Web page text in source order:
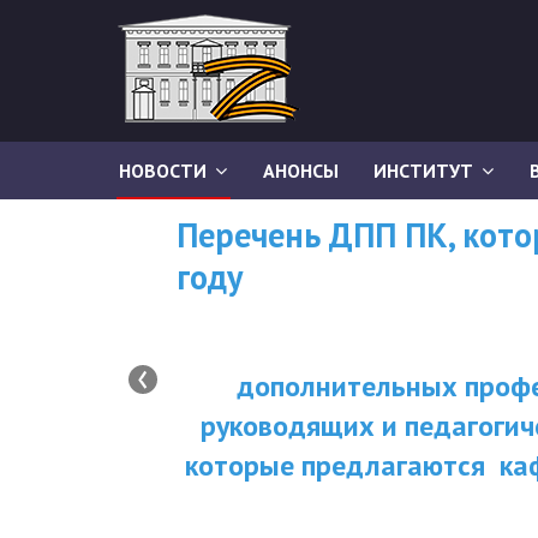
НОВОСТИ АНОНСЫ ИНСТИТУТ
Перечень ДПП ПК,
году
дополнительных
руководящих и
которые предлагаются
‹